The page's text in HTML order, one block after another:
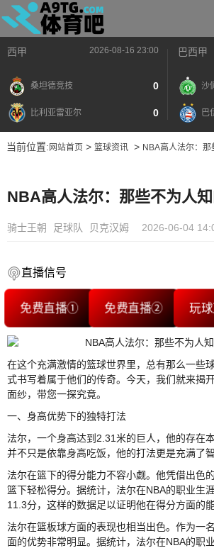
西甲 2026-08-16 23:00
桑坦德竞技 0
比利亚雷亚尔 0
巴西甲
沙
巴
当前位置: 网站首页> 篮球资讯> NBA高人法尔：
NBA高人法尔：那些不为人
骑士王朝 足球队 贝克汉姆 2026-06-04
直播信号
免费直播① 免费直播② 玩
在这个充满激情的篮球世界里，总有那么一些
式书写着属于他们的传奇。今天，我们就来揭
面纱，带您一探究竟。
一、身高优势下的独特打法
法尔，一个身高达到2.31米的巨人，他的存在
并不只是依靠身高吃饭，他的打法更是充满了智
法尔在篮下的得分能力不容小觑。他凭借出色
篮下轻松得分。据统计，法尔在NBA的职业生
11.3分，这样的数据足以证明他在得分方面的能
法尔在篮板球方面的表现也相当出色。作为一
面的优势非常明显。据统计，法尔在NBA的职